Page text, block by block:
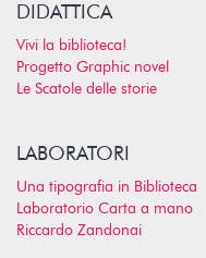
DIDATTICA
Vivi la biblioteca!
Progetto Graphic novel
Le Scatole delle storie
LABORATORI
Una tipografia in Biblioteca
Laboratorio Carta a mano
Riccardo Zandonai